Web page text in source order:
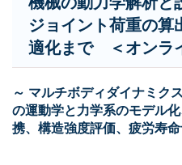
ジョイント荷重の算
適化まで ＜オンラ
～ マルチボディダイナミク
の運動学と力学系のモデル
携、構造強度評価、疲労寿